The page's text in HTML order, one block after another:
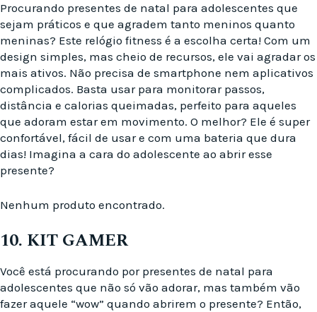
Procurando presentes de natal para adolescentes que
sejam práticos e que agradem tanto meninos quanto
meninas? Este relógio fitness é a escolha certa! Com um
design simples, mas cheio de recursos, ele vai agradar os
mais ativos. Não precisa de smartphone nem aplicativos
complicados. Basta usar para monitorar passos,
distância e calorias queimadas, perfeito para aqueles
que adoram estar em movimento. O melhor? Ele é super
confortável, fácil de usar e com uma bateria que dura
dias! Imagina a cara do adolescente ao abrir esse
presente?
Nenhum produto encontrado.
10. KIT GAMER
Você está procurando por presentes de natal para
adolescentes que não só vão adorar, mas também vão
fazer aquele “wow” quando abrirem o presente? Então,